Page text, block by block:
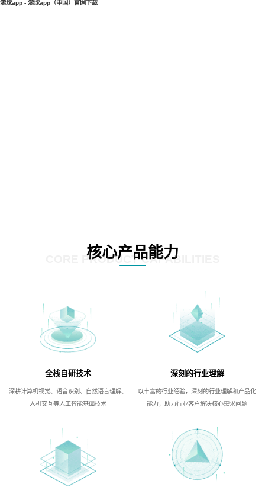
滚球app - 滚球app（中国）官网下载
核心产品能力
CORE PRODUCT CAPABILITIES
全栈自研技术
深耕计算机视觉、语音识别、自然语言理解、
人机交互等人工智能基础技术
深刻的行业理解
以丰富的行业经验，深刻的行业理解和产品化
能力，助力行业客户解决核心需求问题